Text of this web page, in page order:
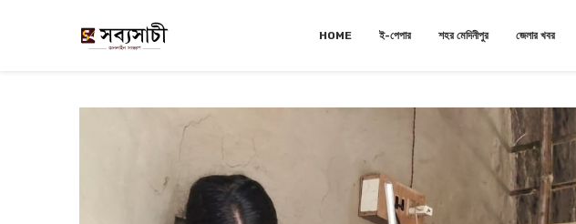
HOME ই-পেপার শহর মেদিনীপুর জেলার খবর